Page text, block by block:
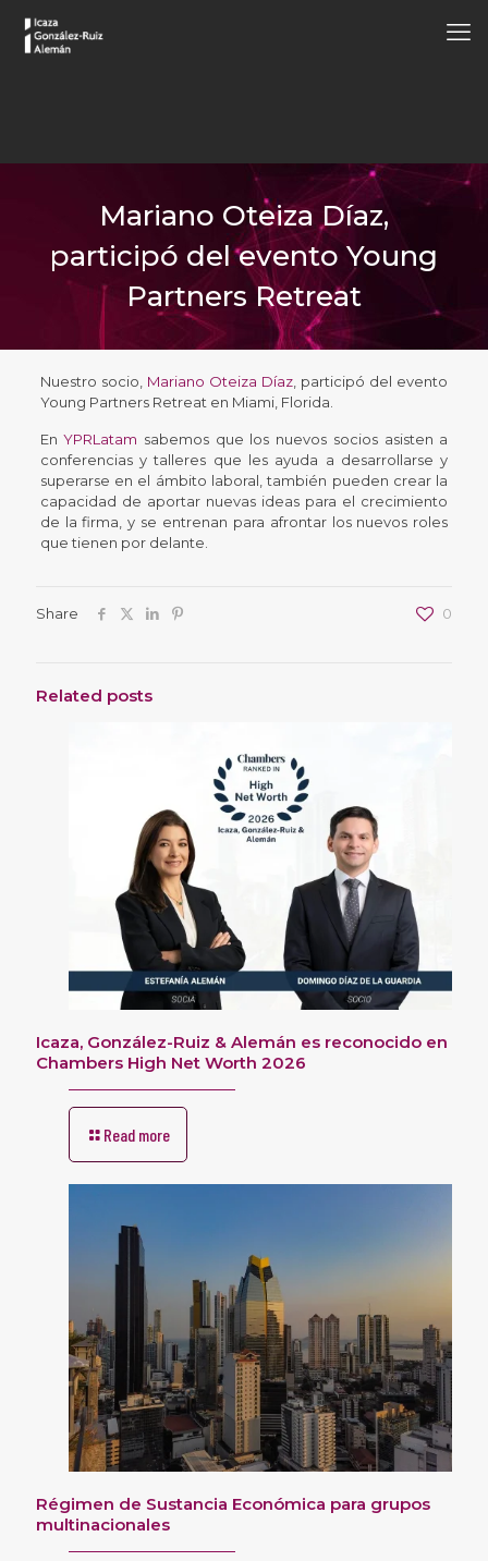
Mariano Oteiza Díaz,
participó del evento Young
Partners Retreat
Nuestro socio, Mariano Oteiza Díaz , participó del evento
Young Partners Retreat en Miami, Florida.
EnYPRLatam sabemos que los nuevos socios asisten a
conferencias y talleres que les ayuda a desarrollarse y
superarse en el ámbito laboral, también pueden crear la
capacidad de aportar nuevas ideas para el crecimiento
de la firma, y se entrenan para afrontar los nuevos roles
que tienen por delante.
Share 0
Related posts
Icaza, González-Ruiz & Alemán es reconocido en
Chambers High Net Worth 2026
Read more
Régimen de Sustancia Económica para grupos
multinacionales